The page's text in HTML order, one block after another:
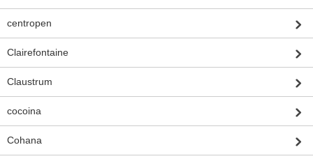
centropen
Clairefontaine
Claustrum
cocoina
Cohana